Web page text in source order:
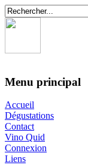
Menu principal
Accueil
Dégustations
Contact
Vino Quid
Connexion
Liens